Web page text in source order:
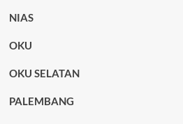
NIAS
OKU
OKU SELATAN
PALEMBANG